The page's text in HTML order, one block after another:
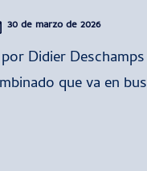
30 de marzo de 2026
Didier Deschamps
que va en